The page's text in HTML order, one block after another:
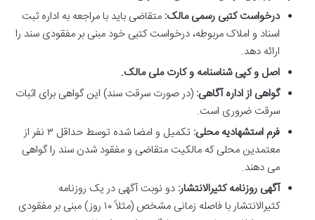
درخواست کتبی رسمی مالک: متقاضی باید با مراجعه به اداره ثبت
اسناد و املاک مربوطه، درخواست کتبی خود مبنی بر مفقودی سند را
ارائه دهد.
اصل و کپی شناسنامه و کارت ملی مالک.
گواهی از اداره آگاهی: (در صورت سرقت سند) این گواهی برای اثبات
سرقت ضروری است.
فرم استشهادیه محلی:
تکمیل و امضا شده توسط حداقل ۳ نفر از
معتمدین محلی که مالکیت متقاضی و مفقود شدن سند را گواهی
می دهند.
آگهی روزنامه کثیرالانتشار: دو نوبت آگهی در یک روزنامه
کثیرالانتشار با فاصله زمانی مشخص (مثلاً ۱۰ روز) مبنی بر مفقودی